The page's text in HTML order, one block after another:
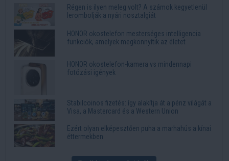
Régen is ilyen meleg volt? A számok kegyetlenül
lerombolják a nyári nosztalgiát
HONOR okostelefon mesterséges intelligencia
funkciók, amelyek megkönnyítik az életet
HONOR okostelefon-kamera vs mindennapi
fotózási igények
Stabilcoinos fizetés: így alakítja át a pénz világát a
Visa, a Mastercard és a Western Union
Ezért olyan elképesztően puha a marhahús a kínai
éttermekben